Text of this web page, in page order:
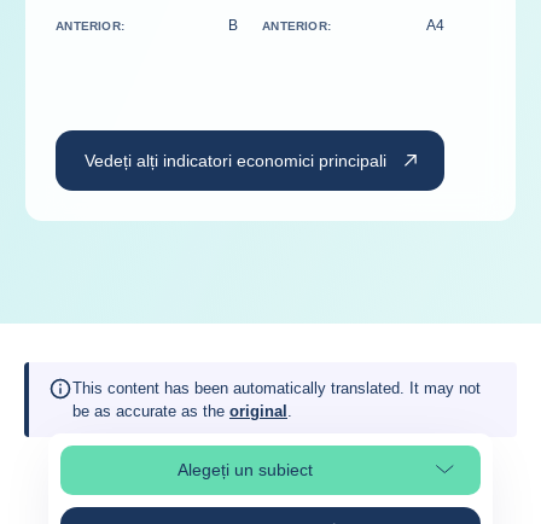
ANTERIOR: B ANTERIOR: A4
Vedeți alți indicatori economici principali
This content has been automatically translated. It may not
be as accurate as the original .
Alegeți un subiectSelect page section